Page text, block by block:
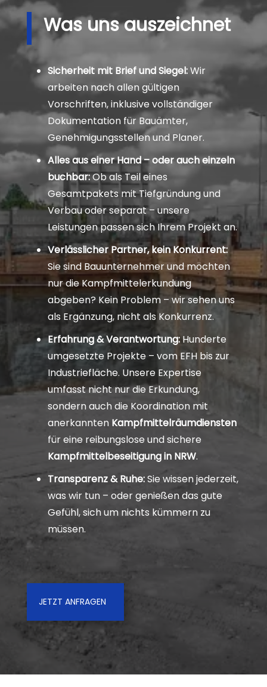
Was uns auszeichnet
Sicherheit mit Brief und Siegel:Wir
arbeiten nach allen gültigen
Vorschriften, inklusive vollständiger
Dokumentation für Bauämter,
Genehmigungsstellen und Planer.
Alles aus einer Hand – oder auch einzeln
buchbar:Ob als Teil eines
Gesamtpakets mit Tiefgründung und
Verbau oder separat – unsere
Leistungen passen sich Ihrem Projekt an.
Verlässlicher Partner, kein Konkurrent:
Sie sind Bauunternehmer und möchten
nur die Kampfmittelerkundung
abgeben? Kein Problem – wir sehen uns
als Ergänzung, nicht als Konkurrenz.
Erfahrung & Verantwortung:Hunderte
umgesetzte Projekte – vom EFH bis zur
Industriefläche. Unsere Expertise
umfasst nicht nur die Erkundung,
sondern auch die Koordination mit
anerkannten Kampfmittelräumdiensten
für eine reibungslose und sichere
Kampfmittelbeseitigung in NRW.
Transparenz & Ruhe:Sie wissen jederzeit,
was wir tun – oder genießen das gute
Gefühl, sich um nichts kümmern zu
müssen.
JETZT ANFRAGEN